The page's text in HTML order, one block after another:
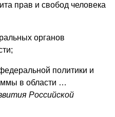
прав и свобод человека
органов
политики и
в области …
Российской